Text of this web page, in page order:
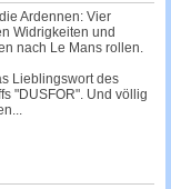
Ardennen: Vier
Widrigkeiten und
nach Le Mans rollen.
Lieblingswort des
"DUSFOR". Und völlig